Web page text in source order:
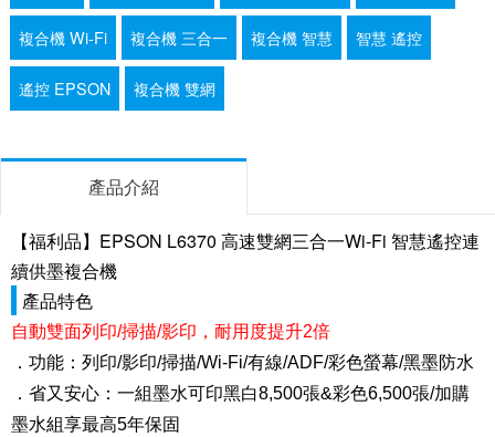
複合機 Wi-Fi 複合機 三合一 複合機 智慧 智慧 遙控
遙控 EPSON 複合機 雙網
產品介紹
【福利品】EPSON L6370 高速雙網三合一Wi-Fi 智慧遙控連
續供墨複合機
產品特色
自動雙面列印/掃描/影印，耐用度提升2倍
．功能：列印/影印/掃描/Wi-Fi/有線/ADF/彩色螢幕/黑墨防水
．省又安心：一組墨水可印黑白8,500張&彩色6,500張/加購
墨水組享最高5年保固